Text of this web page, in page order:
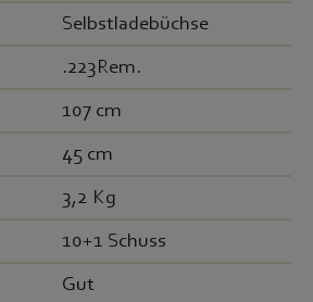
Selbstladebüchse
.223Rem.
107 cm
45 cm
3,2 Kg
10+1 Schuss
Gut